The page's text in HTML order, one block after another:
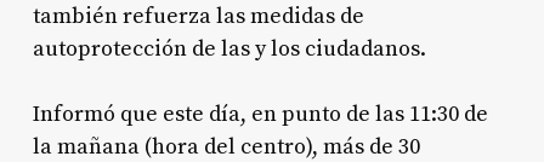
también refuerza las medidas de
autoprotección de las y los ciudadanos.
Informó que este día, en punto de las 11:30 de
la mañana (hora del centro), más de 30